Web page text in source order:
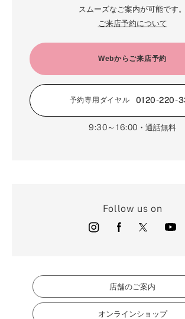
スムーズなご案内が可能です。
ご来店予約について
Webからご来店予約
予約専用ダイヤル 0120-220-
9:30～16:00 ・通話無料
Follow us on
店舗のご案内
オンラインショップ